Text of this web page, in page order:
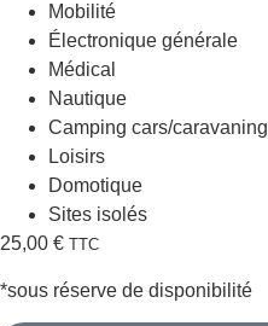
Mobilité
Électronique générale
Médical
Nautique
Camping cars/caravaning
Loisirs
Domotique
Sites isolés
25,00 € TTC
*sous réserve de disponibilité